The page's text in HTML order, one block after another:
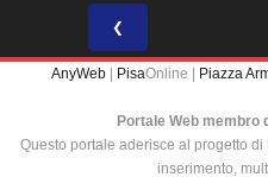
❮
AnyWeb PisaOnline | Piazza
Portale Web membro
Questo portale aderisce al progetto di
inserimento,